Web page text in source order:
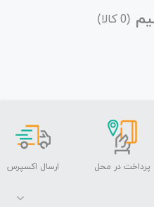
(
0کالا)
پرداخت در محل ارسال اکسپرس